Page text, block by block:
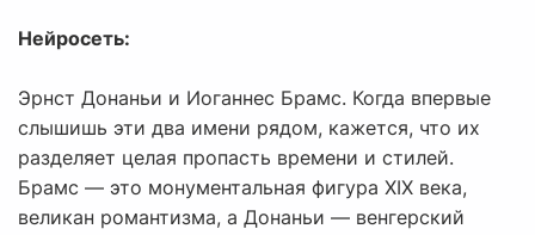
Нейросеть:
Эрнст Донаньи и Иоганнес Брамс. Когда впервые
слышишь эти два имени рядом, кажется, что их
разделяет целая пропасть времени и стилей.
Брамс — это монументальная фигура XIX века,
великан романтизма, а Донаньи — венгерский